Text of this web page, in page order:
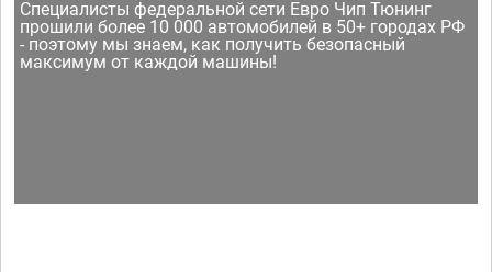
Специалисты федеральной сети Евро Чип Тюнинг
прошили более 10 000 автомобилей в 50+ городах РФ
- поэтому мы знаем, как получить безопасный
максимум от каждой машины!